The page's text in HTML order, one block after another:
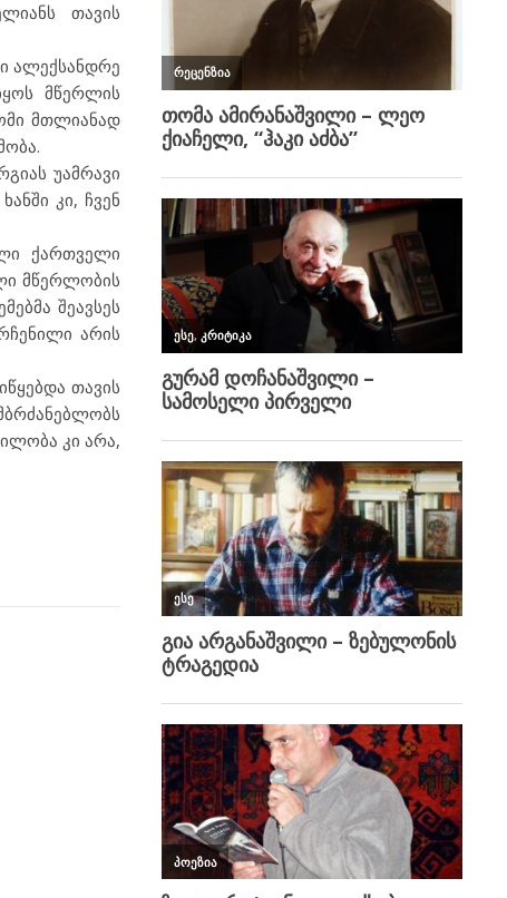
თავის
ალექსანდრე
მწერლის
მთლიანად
უამრავი
კი, ჩვენ
ქართველი
მწერლობის
შეავსეს
არის
თავის
კი არა,